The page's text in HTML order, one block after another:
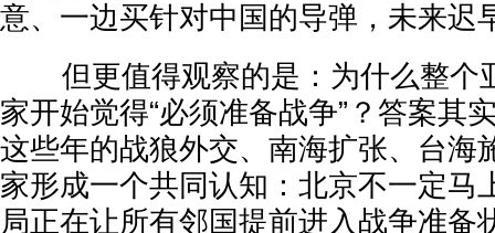
意、一边买针对中国的导弹，未来迟
但更值得观察的是：为什么整个
家开始觉得“必须准备战争”？答案其
这些年的战狼外交、南海扩张、台海
家形成一个共同认知：北京不一定马
局正在让所有邻国提前进入战争准备